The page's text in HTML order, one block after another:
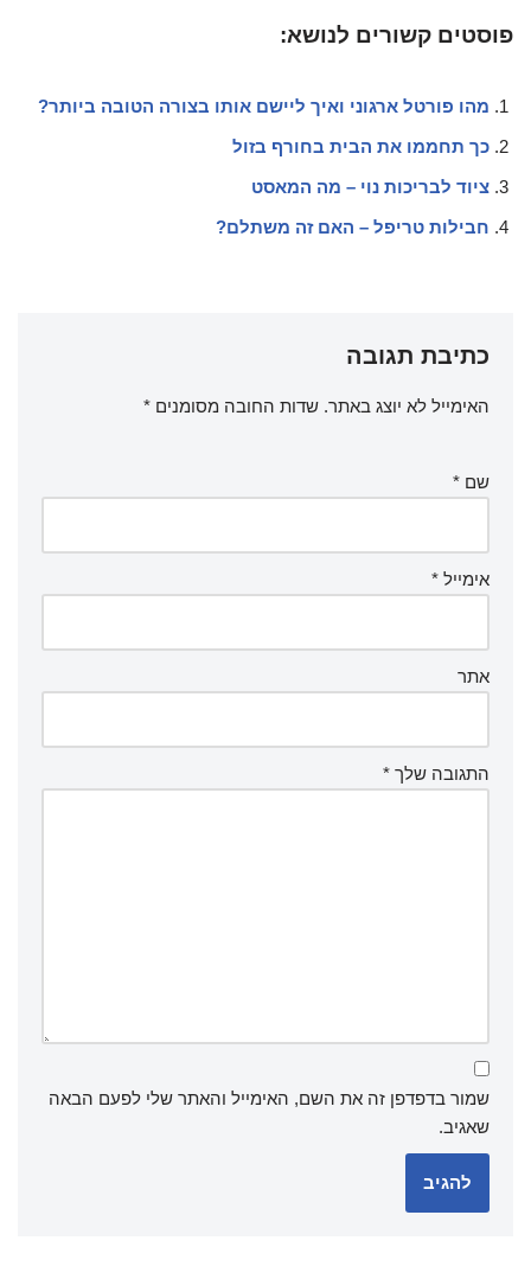
פוסטים קשורים לנושא:
מהו פורטל ארגוני ואיך ליישם אותו בצורה הטובה ביותר?
כך תחממו את הבית בחורף בזול
ציוד לבריכות נוי – מה המאסט
חבילות טריפל – האם זה משתלם?
כתיבת תגובה
האימייל לא יוצג באתר. שדות החובה מסומנים *
שם *
אימייל *
אתר
התגובה שלך *
שמור בדפדפן זה את השם, האימייל והאתר שלי לפעם הבאה
שאגיב.